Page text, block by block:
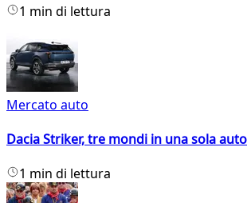
1 min di lettura
Mercato auto
Dacia Striker, tre mondi in una sola
1 min di lettura